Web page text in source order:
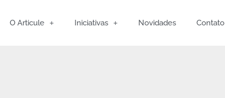
O Articule Iniciativas Novidades Contato